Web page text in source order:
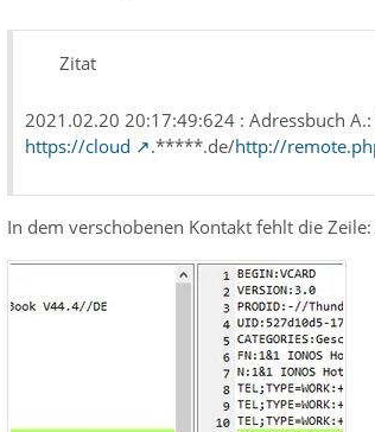
Zitat
2021.02.20 20:17:49:624 : Adressbuch
https://cloud
.*****.de/http://
In dem verschobenen Kontakt fehlt die